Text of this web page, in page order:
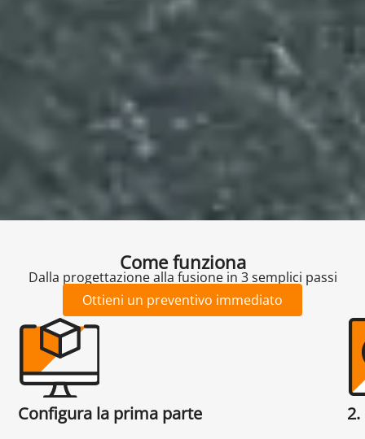
Come funziona
Dalla progettazione alla fusione in 3 semplici passi
Ottieni un preventivo immediato
Configura la prima parte